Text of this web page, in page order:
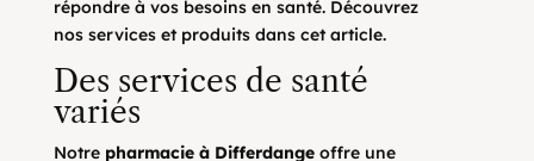
répondre à vos besoins en santé. Découvrez
nos services et produits dans cet article.
Des services de santé
variés
Notre pharmacie à Differdangeoffre une